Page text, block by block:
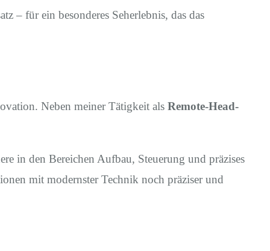
– für ein besonderes Seherlebnis, das das
Neben meiner Tätigkeit als Remote-Head-
in den Bereichen Aufbau, Steuerung und präzises
mit modernster Technik noch präziser und